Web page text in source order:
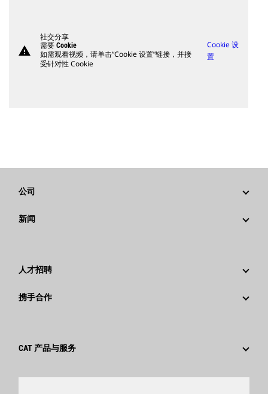
warning
社交分享
需要 Cookie
如需观看视频，请单击“Cookie 设置”链接，并接
受针对性 Cookie
Cookie 设
置
公司
战略
卡特彼勒 基金会
行为准则
创新
新闻
社交媒体
人才招聘
为什么选择卡特彼勒？
搜索和申请
携手合作
供应商
CAT 产品与服务